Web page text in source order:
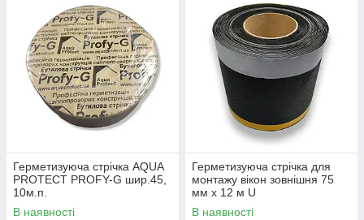
Герметизуюча стрічка AQUA
PROTECT PROFY-G шир.45,
10м.п.
В наявності
Герметизуюча стрічка для
монтажу вікон зовнішня 75
мм х 12 м U
В наявності